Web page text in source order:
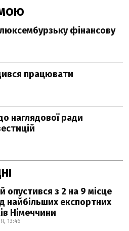
фінансову
працювати
наглядової ради
опустився з 2 на 9 місце
найбільших експортних
Німеччини
13:46